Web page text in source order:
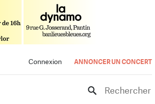
Connexion ANNONCER UN CONCERT
Rechercher